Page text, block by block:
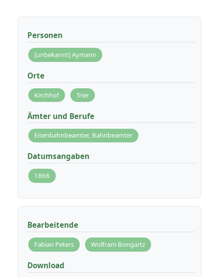
Personen
[unbekannt] Aymann
Orte
Kirchhof Trier
Ämter und Berufe
Eisenbahnbeamter, Bahnbeamter
Datumsangaben
1866
Bearbeitende
Fabian Peters Wolfram Bongartz
Download